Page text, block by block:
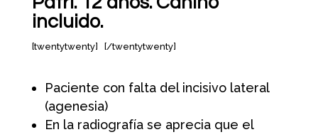
incluido.
[twentytwenty] [/twentytwenty]
Paciente con falta del incisivo lateral
(agenesia)
En la radiografía se aprecia que el